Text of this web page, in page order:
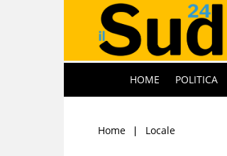
HOME POLITICA
Home Locale